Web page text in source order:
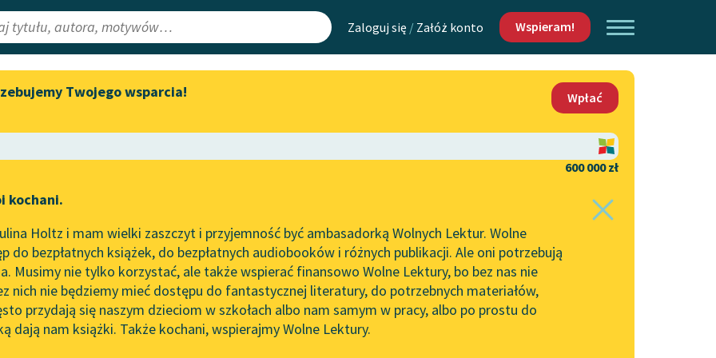
Zaloguj się / Załóż konto Wspieram!
Lektury
redakcyjne
Aktualności
Zapraszamy na spotkanie
literatury skandynawskiej
Wolne Lektury na 32.
Pol’and’Rock Festivalu
„Kochanek Lady Chatterley”
do słuchania na Wolnych
Lekturach
Nowy audiobook – „Marzenie
Mapa Wolnych Lektur
Leśmianator
API
OAI-PMH
Widget Wolnych Lektur
Kontakt
O projekcie
Zasady wykorzystania
Wolnych Lektur
Logotypy
Materiały promocyjne
Twojego wsparcia!
Wpłać
600 000 zł
kochani.
Holtz i mam wielki zaszczyt i przyjemność być ambasadorką Wolnych Lektur. Wolne
do bezpłatnych książek, do bezpłatnych audiobooków i różnych publikacji. Ale oni potrzebują
Musimy nie tylko korzystać, ale także wspierać finansowo Wolne Lektury, bo bez nas nie
nich nie będziemy mieć dostępu do fantastycznej literatury, do potrzebnych materiałów,
przydają się naszym dzieciom w szkołach albo nam samym w pracy, albo po prostu do
dają nam książki. Także kochani, wspierajmy Wolne Lektury.
✖ Romantyzm✖